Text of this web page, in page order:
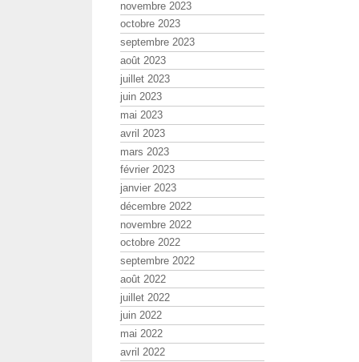
novembre 2023
octobre 2023
septembre 2023
août 2023
juillet 2023
juin 2023
mai 2023
avril 2023
mars 2023
février 2023
janvier 2023
décembre 2022
novembre 2022
octobre 2022
septembre 2022
août 2022
juillet 2022
juin 2022
mai 2022
avril 2022